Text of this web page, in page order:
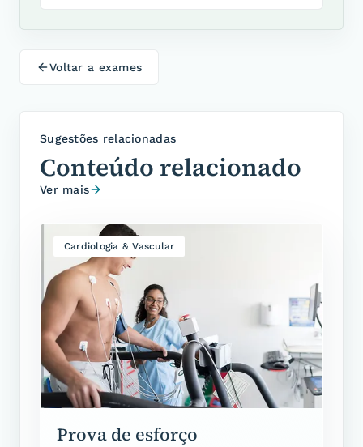
Voltar a exames
Sugestões relacionadas
Conteúdo relacionado
Ver mais
Cardiologia & Vascular
Prova de esforço